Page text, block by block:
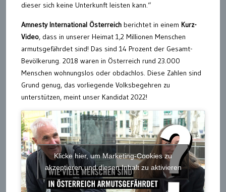
dieser sich keine Unterkunft leisten kann.“
Amnesty International Österreich berichtet in einem Kurz-
Video, dass in unserer Heimat 1,2 Millionen Menschen
armutsgefährdet sind! Das sind 14 Prozent der Gesamt-
Bevölkerung. 2018 waren in Österreich rund 23.000
Menschen wohnungslos oder obdachlos. Diese Zahlen sind
Grund genug, das vorliegende Volksbegehren zu
unterstützen, meint unser Kandidat 2022!
Klicke hier, um Marketing-Cookies zu
akzeptieren und diesen Inhalt zu aktivieren